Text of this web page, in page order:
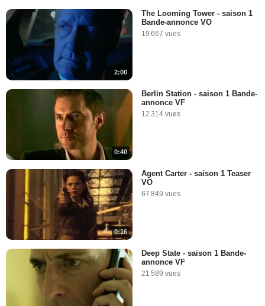
2:00
The Looming Tower - saison 1
Bande-annonce VO
19 667 vues
0:40
Berlin Station - saison 1 Bande-
annonce VF
12 314 vues
0:16
Agent Carter - saison 1 Teaser
VO
67 849 vues
Deep State - saison 1 Bande-
annonce VF
21 589 vues